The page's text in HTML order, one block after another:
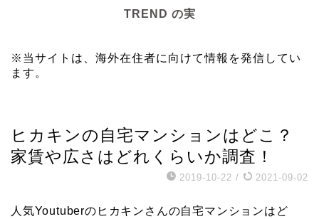
TREND の実
※当サイトは、海外在住者に向けて情報を発信してい
ます。
ヒカキンの自宅マンションはどこ？
家賃や広さはどれくらいか調査！
2019-10-22 / 2021-09-02
人気Youtuberのヒカキンさんの自宅マンションはど